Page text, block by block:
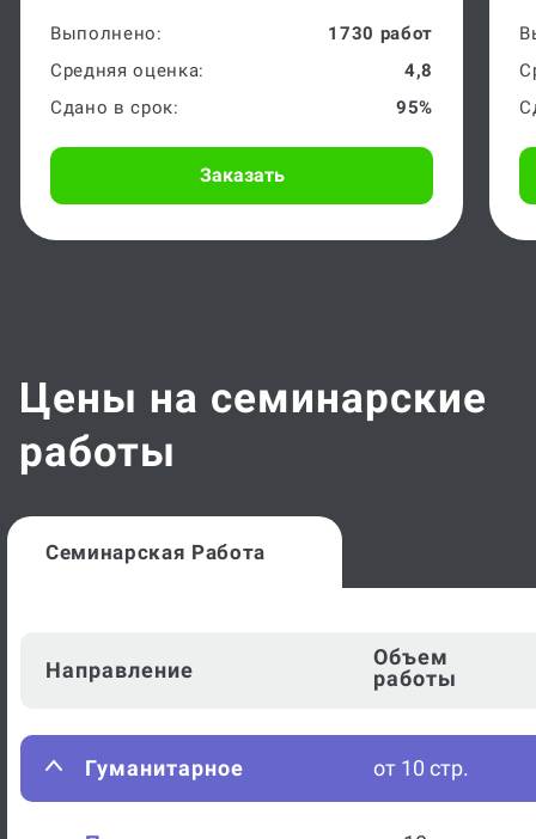
Выполнено:
1730 работ
Средняя оценка:
4,8
Сдано в срок:
95%
Заказать
Цены на семинарские
работы
Семинарская Работа
Направление
Объем
работы
Гуманитарное от 10 стр.